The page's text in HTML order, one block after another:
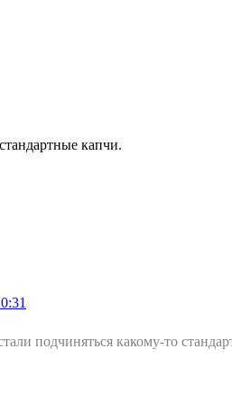
капчи.
подчиняться какому-то